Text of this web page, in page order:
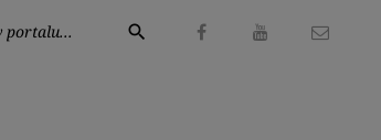
Wyszukaj:
search